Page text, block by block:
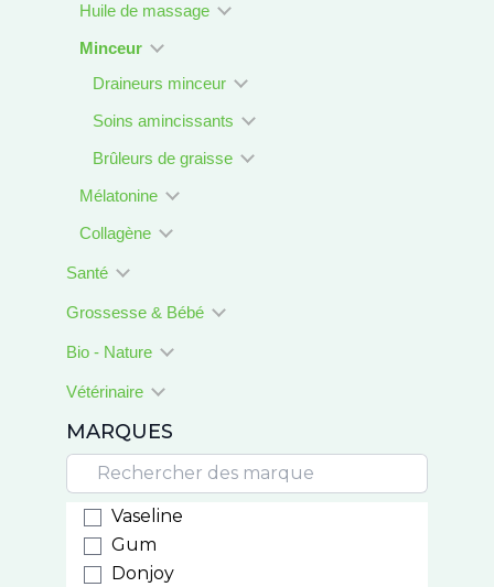
Huile de massage
Minceur
Draineurs minceur
Soins amincissants
Brûleurs de graisse
Mélatonine
Collagène
Santé
Grossesse & Bébé
Bio - Nature
Vétérinaire
MARQUES
Vaseline
Gum
Donjoy